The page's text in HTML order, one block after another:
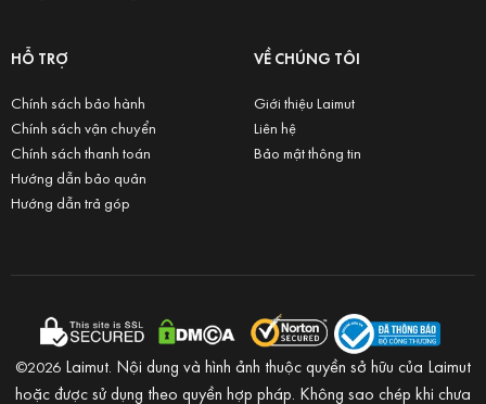
HỖ TRỢ
Chính sách bảo hành
Chính sách vận chuyển
Chính sách thanh toán
Hướng dẫn bảo quản
Hướng dẫn trả góp
VỀ CHÚNG TÔI
Giới thiệu Laimut
Liên hệ
Bảo mật thông tin
©2026 Laimut. Nội dung và hình ảnh thuộc quyền sở hữu của Laimut
hoặc được sử dụng theo quyền hợp pháp. Không sao chép khi chưa